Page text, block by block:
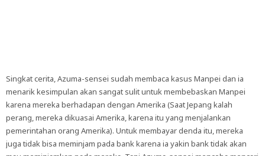
Singkat cerita, Azuma-sensei sudah membaca kasus Manpei dan ia
menarik kesimpulan akan sangat sulit untuk membebaskan Manpei
karena mereka berhadapan dengan Amerika (Saat Jepang kalah
perang, mereka dikuasai Amerika, karena itu yang menjalankan
pemerintahan orang Amerika). Untuk membayar denda itu, mereka
juga tidak bisa meminjam pada bank karena ia yakin bank tidak akan